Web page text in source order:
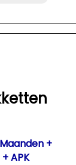
+
APK